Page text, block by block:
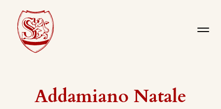
Addamiano Natale